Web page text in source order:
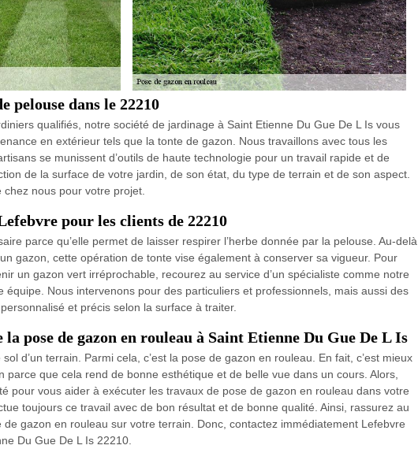
pelouse dans le 22210
qualifiés, notre société de jardinage à Saint Etienne Du Gue De L Is vous
en extérieur tels que la tonte de gazon. Nous travaillons avec tous les
se munissent d’outils de haute technologie pour un travail rapide et de
de la surface de votre jardin, de son état, du type de terrain et de son aspect.
nous pour votre projet.
pour les clients de 22210
parce qu’elle permet de laisser respirer l’herbe donnée par la pelouse. Au-delà
gazon, cette opération de tonte vise également à conserver sa vigueur. Pour
un gazon vert irréprochable, recourez au service d’un spécialiste comme notre
équipe. Nous intervenons pour des particuliers et professionnels, mais aussi des
et précis selon la surface à traiter.
la pose de gazon en rouleau à Saint Etienne Du Gue De L Is
d’un terrain. Parmi cela, c’est la pose de gazon en rouleau. En fait, c’est mieux
parce que cela rend de bonne esthétique et de belle vue dans un cours. Alors,
pour vous aider à exécuter les travaux de pose de gazon en rouleau dans votre
toujours ce travail avec de bon résultat et de bonne qualité. Ainsi, rassurez au
gazon en rouleau sur votre terrain. Donc, contactez immédiatement Lefebvre
Du Gue De L Is 22210.